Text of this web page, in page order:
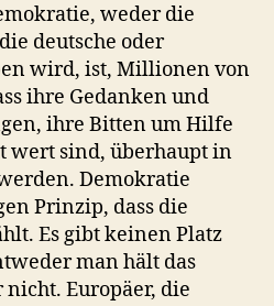
weder die
deutsche oder
wird, ist, Millionen von
ihre Gedanken und
ihre Bitten um Hilfe
wert sind, überhaupt in
Demokratie
Prinzip, dass die
Es gibt keinen Platz
man hält das
Europäer, die